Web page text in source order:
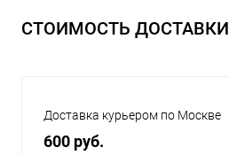
СТОИМОСТЬ ДОСТАВКИ
Доставка курьером по Москве
600 руб.